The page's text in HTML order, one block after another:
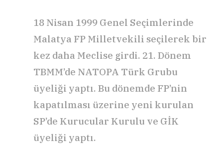
18 Nisan 1999 Genel Seçimlerinde
Malatya FP Milletvekili seçilerek bir
kez daha Meclise girdi. 21. Dönem
TBMM’de NATOPA Türk Grubu
üyeliği yaptı. Bu dönemde FP’nin
kapatılması üzerine yeni kurulan
SP’de Kurucular Kurulu ve GİK
üyeliği yaptı.